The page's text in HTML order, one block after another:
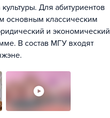
Для абитуриентов
основным классическим
и экономический
В состав МГУ входят